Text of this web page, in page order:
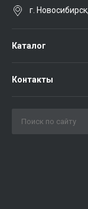
г.
Каталог
Контакты